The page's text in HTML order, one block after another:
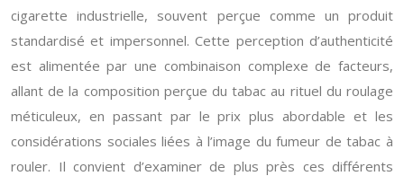
cigarette industrielle, souvent perçue comme un produit
standardisé et impersonnel. Cette perception d’authenticité
est alimentée par une combinaison complexe de facteurs,
allant de la composition perçue du tabac au rituel du roulage
méticuleux, en passant par le prix plus abordable et les
considérations sociales liées à l’image du fumeur de tabac à
rouler. Il convient d’examiner de plus près ces différents